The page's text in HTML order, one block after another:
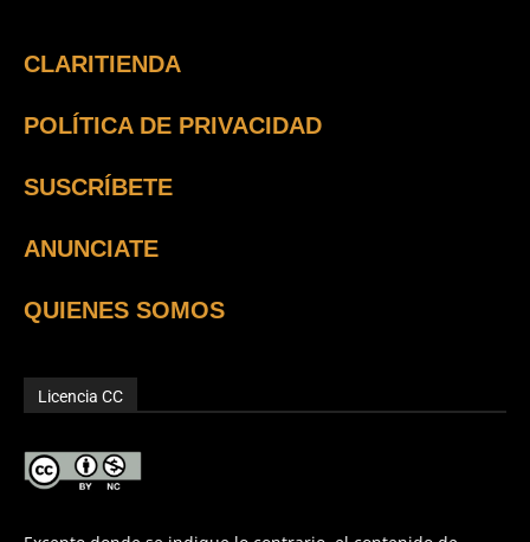
CLARITIENDA
POLÍTICA DE PRIVACIDAD
SUSCRÍBETE
ANUNCIATE
QUIENES SOMOS
Licencia CC